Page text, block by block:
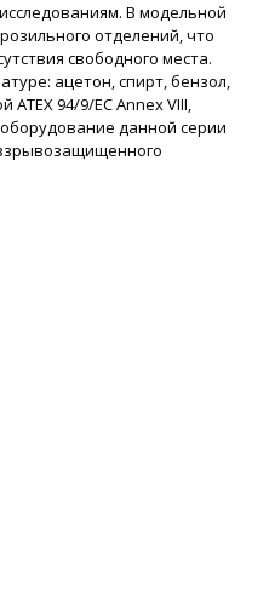
В модельной
отделений, что
свободного места.
ацетон, спирт, бензол,
94/9/EC Annex VIII,
данной серии